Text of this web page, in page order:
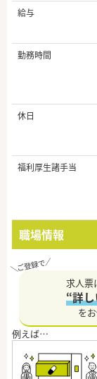
給与
勤務時間
休日
福利厚生諸手当
職場情報
求人票
“詳
を